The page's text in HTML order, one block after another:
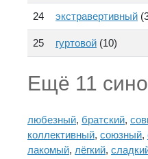
24 экстравертивный
25 гуртовой (10)
Ещё 11
любезный, братский,
коллективный, союзный,
лакомый, лёгкий,